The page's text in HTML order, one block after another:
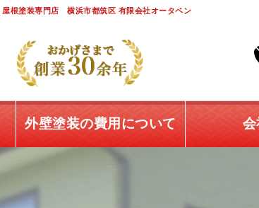
根塗装専門店 横浜市都筑区 有限会社オータペン
外壁塗装の費用について